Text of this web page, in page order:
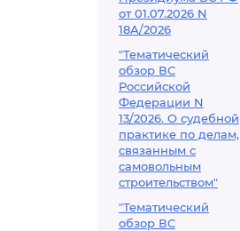
от 01.07.2026 N
18А/2026
"Тематический
обзор ВС
Российской
Федерации N
13/2026. О судебной
практике по делам,
связанным с
самовольным
строительством"
"Тематический
обзор ВС